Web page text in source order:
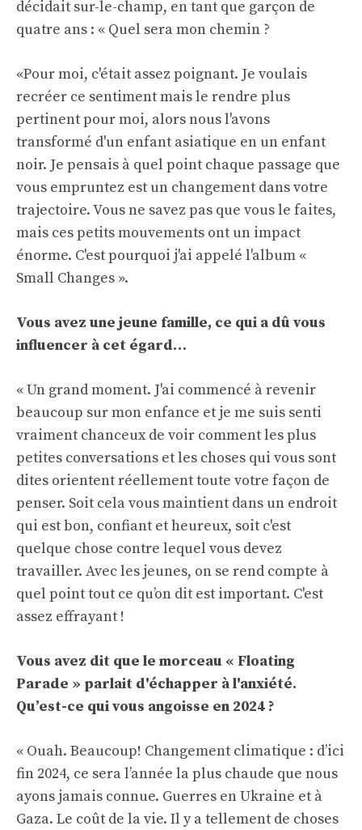
décidait sur-le-champ, en tant que garçon de
quatre ans : « Quel sera mon chemin ?
«Pour moi, c'était assez poignant. Je voulais
recréer ce sentiment mais le rendre plus
pertinent pour moi, alors nous l'avons
transformé d'un enfant asiatique en un enfant
noir. Je pensais à quel point chaque passage que
vous empruntez est un changement dans votre
trajectoire. Vous ne savez pas que vous le faites,
mais ces petits mouvements ont un impact
énorme. C'est pourquoi j'ai appelé l'album «
Small Changes ».
Vous avez une jeune famille, ce qui a dû vous
influencer à cet égard…
« Un grand moment. J'ai commencé à revenir
beaucoup sur mon enfance et je me suis senti
vraiment chanceux de voir comment les plus
petites conversations et les choses qui vous sont
dites orientent réellement toute votre façon de
penser. Soit cela vous maintient dans un endroit
qui est bon, confiant et heureux, soit c'est
quelque chose contre lequel vous devez
travailler. Avec les jeunes, on se rend compte à
quel point tout ce qu’on dit est important. C'est
assez effrayant !
Vous avez dit que le morceau « Floating
Parade » parlait d'échapper à l'anxiété.
Qu’est-ce qui vous angoisse en 2024 ?
« Ouah. Beaucoup! Changement climatique : d’ici
fin 2024, ce sera l’année la plus chaude que nous
ayons jamais connue. Guerres en Ukraine et à
Gaza. Le coût de la vie. Il y a tellement de choses